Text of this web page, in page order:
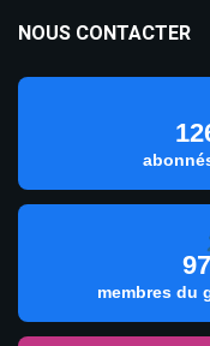
NOUS CONTACTER
membres du